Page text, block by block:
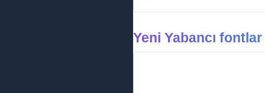
Yeni Yabancı fontlar